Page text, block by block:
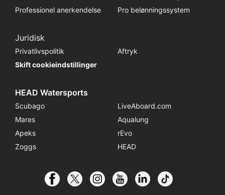
Professionel anerkendelse
Pro belønningssystem
Juridisk
Privatlivspolitik
Aftryk
Skift cookieindstillinger
HEAD Watersports
Scubago
LiveAboard.com
Mares
Aqualung
Apeks
rEvo
Zoggs
HEAD